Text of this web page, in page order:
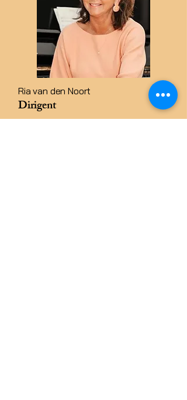
Ria van den Noort
Dirigent